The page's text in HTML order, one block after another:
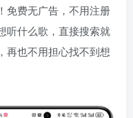
免费无广告，不用注册
听什么歌，直接搜索就
再也不用担心找不到想